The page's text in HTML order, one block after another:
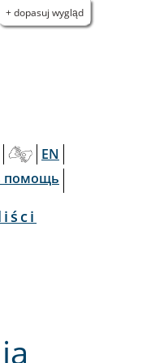
+ dopasuj wygląd
EN
помощь